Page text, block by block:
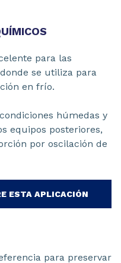
para las
se utiliza para
en frío.
húmedas y
equipos posteriores,
por oscilación de
ESTA APLICACIÓN
para preservar